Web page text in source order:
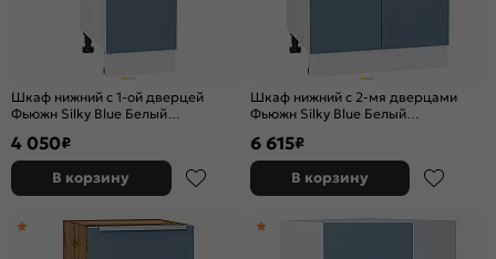
Шкаф нижний с 1-ой дверцей
Фьюжн Silky Blue Белый
4 050₽
В корзину
Шкаф нижний с 2-мя дверцами
Фьюжн Silky Blue Белый
6 615₽
В корзину